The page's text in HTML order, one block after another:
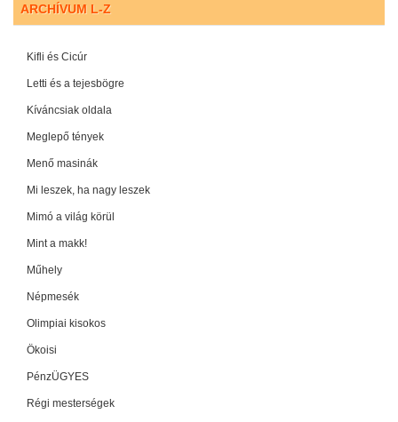
ARCHÍVUM L-Z
Kifli és Cicúr
Letti és a tejesbögre
Kíváncsiak oldala
Meglepő tények
Menő masinák
Mi leszek, ha nagy leszek
Mimó a világ körül
Mint a makk!
Műhely
Népmesék
Olimpiai kisokos
Ökoisi
PénzÜGYES
Régi mesterségek